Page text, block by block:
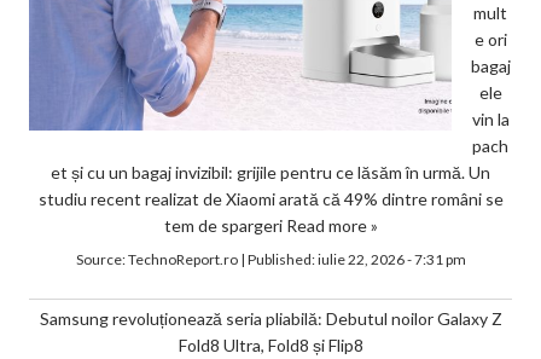
mult
e ori
bagaj
ele
vin la
pach
et și cu un bagaj invizibil: grijile pentru ce lăsăm în urmă. Un
studiu recent realizat de Xiaomi arată că 49% dintre români se
tem de spargeri Read more »
Source:TechnoReport.ro| Published:iulie 22, 2026 - 7:31 pm
Samsung revoluționează seria pliabilă: Debutul noilor Galaxy Z
Fold8 Ultra, Fold8 și Flip8